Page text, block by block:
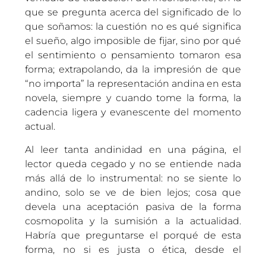
que se pregunta acerca del significado de lo
que soñamos: la cuestión no es qué significa
el sueño, algo imposible de fijar, sino por qué
el sentimiento o pensamiento tomaron esa
forma; extrapolando, da la impresión de que
“no importa” la representación andina en esta
novela, siempre y cuando tome la forma, la
cadencia ligera y evanescente del momento
actual.
Al leer tanta andinidad en una página, el
lector queda cegado y no se entiende nada
más allá de lo instrumental: no se siente lo
andino, solo se ve de bien lejos; cosa que
devela una aceptación pasiva de la forma
cosmopolita y la sumisión a la actualidad.
Habría que preguntarse el porqué de esta
forma, no si es justa o ética, desde el